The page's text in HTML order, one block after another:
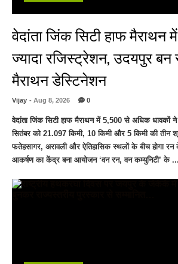
वेदांता जिंक सिटी हाफ मैराथन
ज्यादा रजिस्ट्रेशन, उदयपुर बन
मैराथन डेस्टिनेशन
Vijay - Aug 8, 2026 0
वेदांता जिंक सिटी हाफ मैराथन में 5,500 से अधिक धावकों
सितंबर को 21.097 किमी, 10 किमी और 5 किमी की तीन
फतेहसागर, अरावली और ऐतिहासिक स्थलों के बीच होगा
आकर्षण का केंद्र बना आयोजन ‘वन रन, वन कम्युनिटी’ के ...